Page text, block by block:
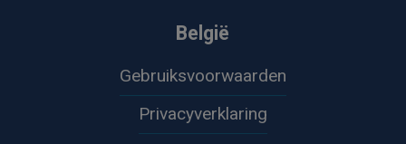
België
Gebruiksvoorwaarden
Privacyverklaring